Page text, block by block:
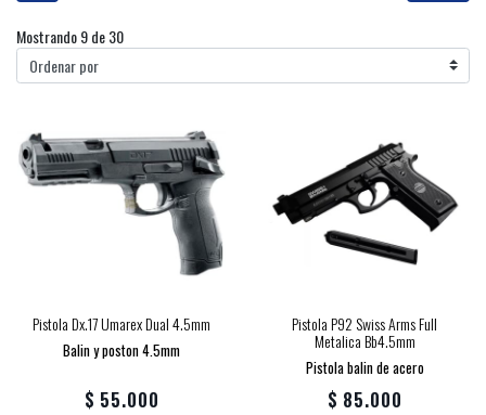
Mostrando 9 de 30
Pistola Dx.17 Umarex Dual 4.5mm
Balin y poston 4.5mm
$ 55.000
Pistola P92 Swiss Arms Full
Metalica Bb4.5mm
Pistola balin de acero
$ 85.000